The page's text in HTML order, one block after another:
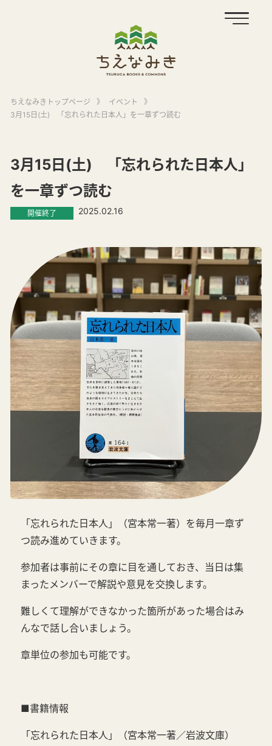
ちえなみきトップページ 》 イベント
》
3月15日(土) 「忘れられた日本人」を一章ずつ読む
3月15日(土) 「忘れられた日本人」
を一章ずつ読む
開催終了 2025.02.16
「忘れられた日本人」（宮本常一著）を毎月一章ず
つ読み進めていきます。
参加者は事前にその章に目を通しておき、当日は集
まったメンバーで解説や意見を交換します。
難しくて理解ができなかった箇所があった場合はみ
んなで話し合いましょう。
章単位の参加も可能です。
■書籍情報
「忘れられた日本人」（宮本常一著／岩波文庫）